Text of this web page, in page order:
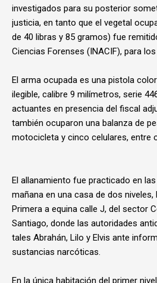
investigados para su posterior
justicia, en tanto que el vegetal
de 40 libras y 85 gramos) fue
Ciencias Forenses (INACIF), para
El arma ocupada es una pistola
ilegible, calibre 9 milímetros, serie
actuantes en presencia del fiscal
también ocuparon una balanza de
motocicleta y cinco celulares, entre
El allanamiento fue practicado en
mañana en una casa de dos niveles,
Primera a equina calle J, del sector
Santiago, donde las autoridades
tales Abrahán, Lilo y Elvis ante
sustancias narcóticas.
En la única habitación del primer